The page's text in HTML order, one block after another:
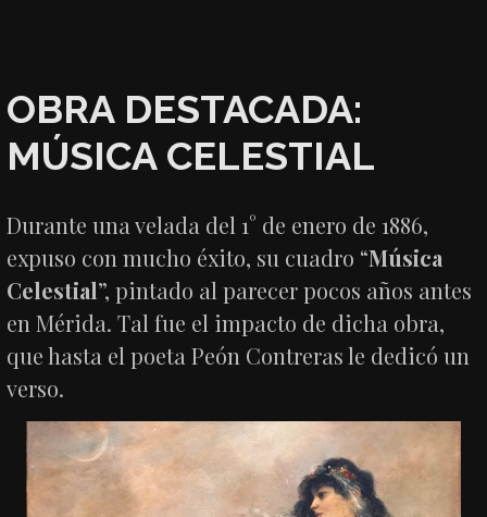
OBRA DESTACADA:
MÚSICA CELESTIAL
Durante una velada del 1° de enero de 1886,
expuso con mucho éxito, su cuadro “Música
Celestial”, pintado al parecer pocos años antes
en Mérida. Tal fue el impacto de dicha obra,
que hasta el poeta Peón Contreras le dedicó un
verso.